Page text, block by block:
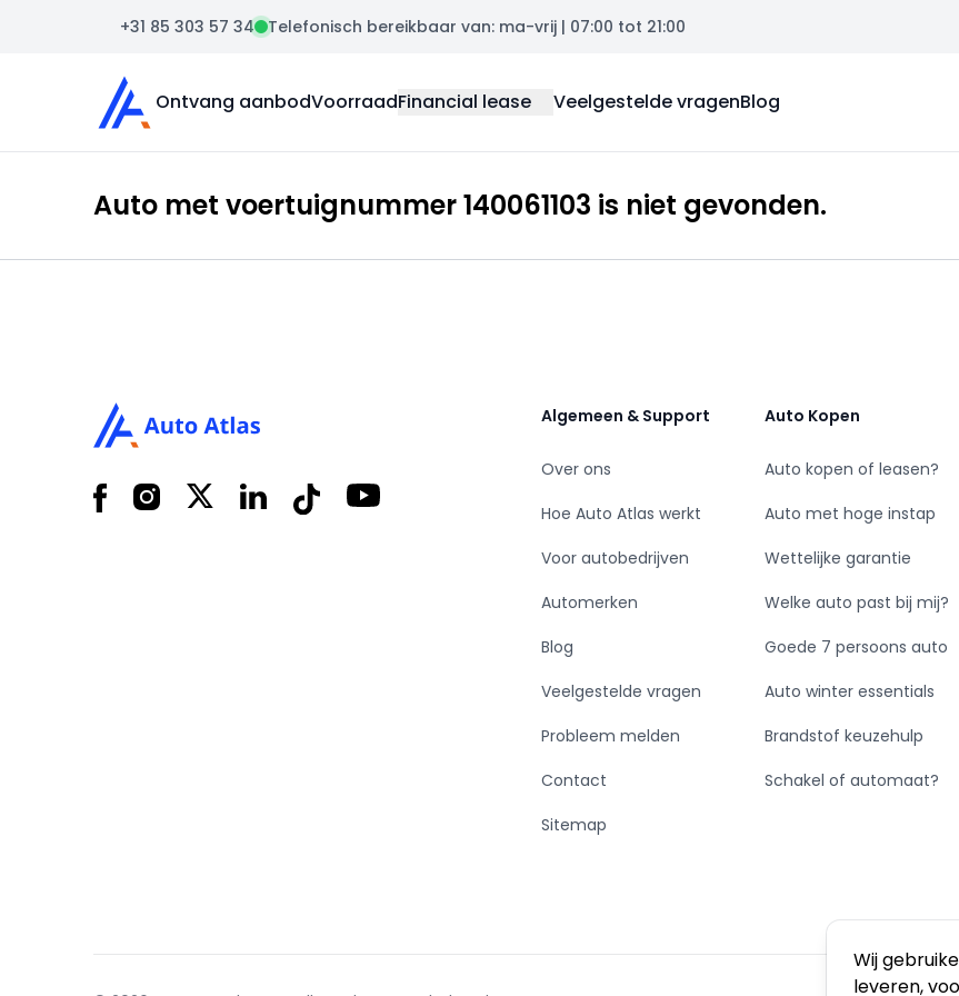
Wij
leveren,
+31 85 303 57 34 Telefonisch bereikbaar van: ma-vrij | 07:00 tot 21:00
Auto Atlas
Ontvang aanbodVoorraadFinancial lease Veelgestelde vragenBlog
Auto met voertuignummer 140061103 is niet gevonden.
FacebookInstagram
X LinkedInTiktok YouTube
Algemeen & Support
Over ons
Hoe Auto Atlas werkt
Voor autobedrijven
Automerken
Blog
Veelgestelde vragen
Probleem melden
Contact
Sitemap
Auto Kopen
Auto kopen of leasen?
Auto met hoge instap
Wettelijke garantie
Welke auto past bij mij?
Goede 7 persoons auto
Auto winter essentials
Brandstof keuzehulp
Schakel of automaat?